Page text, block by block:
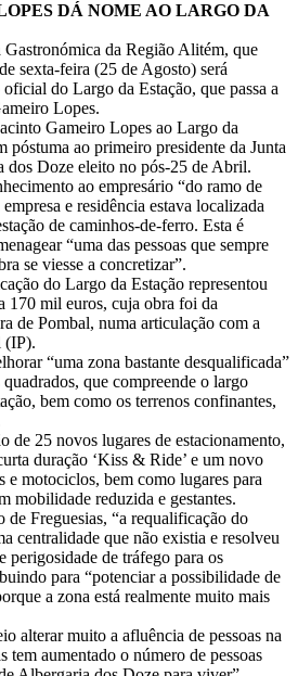
DÁ NOME AO LARGO DA
Gastronómica da Região Alitém, que
sexta-feira (25 de Agosto) será
do Largo da Estação, que passa a
Lopes.
Gameiro Lopes ao Largo da
póstuma ao primeiro presidente da Junta
dos Doze eleito no pós-25 de Abril.
ao empresário “do ramo de
e residência estava localizada
de caminhos-de-ferro. Esta é
“uma das pessoas que sempre
se viesse a concretizar”.
do Largo da Estação representou
170 mil euros, cuja obra foi da
de Pombal, numa articulação com a
(IP).
“uma zona bastante desqualificada”
que compreende o largo
bem como os terrenos confinantes,
de 25 novos lugares de estacionamento,
duração ‘Kiss & Ride’ e um novo
e motociclos, bem como lugares para
mobilidade reduzida e gestantes.
de Freguesias, “a requalificação do
centralidade que não existia e resolveu
perigosidade de tráfego para os
para “potenciar a possibilidade de
a zona está realmente muito mais
alterar muito a afluência de pessoas na
tem aumentado o número de pessoas